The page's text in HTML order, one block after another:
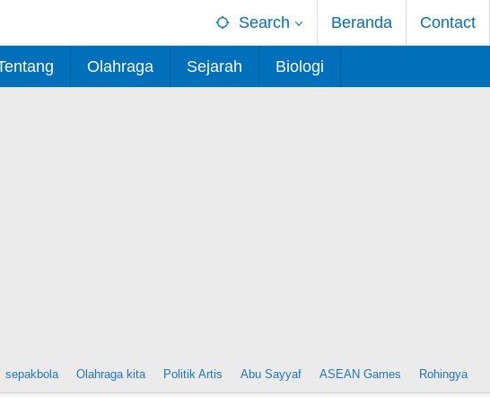
Search Beranda Contact
Olahraga Sejarah Biologi
sepakbola Olahraga kita Politik Artis Abu Sayyaf ASEAN Games Rohingya